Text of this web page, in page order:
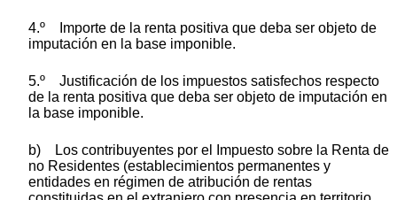
4.º Importe de la renta positiva que deba ser objeto de
imputación en la base imponible.
5.º Justificación de los impuestos satisfechos respecto
de la renta positiva que deba ser objeto de imputación en
la base imponible.
b) Los contribuyentes por el Impuesto sobre la Renta de
no Residentes (establecimientos permanentes y
entidades en régimen de atribución de rentas